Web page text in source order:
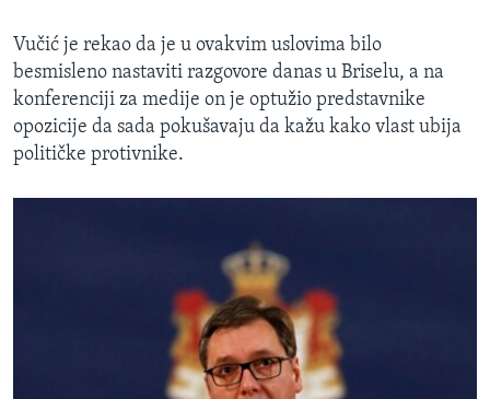
Vučić je rekao da je u ovakvim uslovima bilo
besmisleno nastaviti razgovore danas u Briselu, a na
konferenciji za medije on je optužio predstavnike
opozicije da sada pokušavaju da kažu kako vlast ubija
političke protivnike.